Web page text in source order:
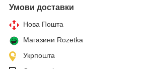
Умови доставки
Нова Пошта
Магазини Rozetka
Укрпошта